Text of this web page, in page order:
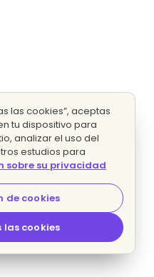
las cookies”, aceptas
tu dispositivo para
analizar el uso del
estudios para
sobre su privacidad
de cookies
cookies